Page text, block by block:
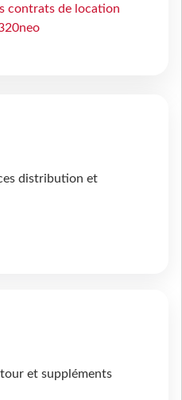
contrats de location
distribution et
et suppléments